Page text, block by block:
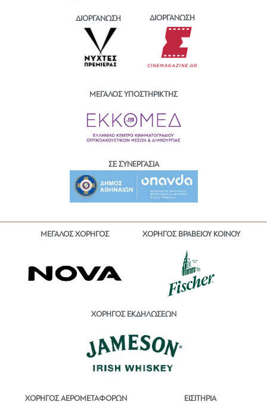
ΔΙΟΡΓΑΝΩΣΗ ΔΙΟΡΓΑΝΩΣΗ
ΜΕΓΑΛΟΣ ΥΠΟΣΤΗΡΙΚΤΗΣ
ΣΕ ΣΥΝΕΡΓΑΣΙΑ
ΜΕΓΑΛΟΣ ΧΟΡΗΓΟΣ ΧΟΡΗΓΟΣ ΒΡΑΒΕΙΟΥ ΚΟΙΝΟΥ
ΧΟΡΗΓΟΣ ΕΚΔΗΛΩΣΕΩΝ
ΧΟΡΗΓΟΣ ΑΕΡΟΜΕΤΑΦΟΡΩΝ ΕΙΣΙΤΗΡΙΑ